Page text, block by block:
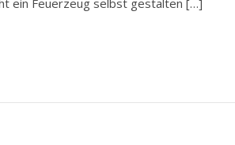
ein Feuerzeug selbst gestalten […]